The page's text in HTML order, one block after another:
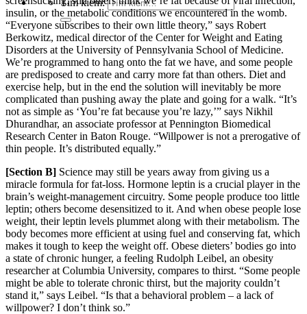
Tìm kiếm:
insulin, or the metabolic conditions we encountered in the womb.
“Everyone subscribes to their own little theory,” says Robert
Berkowitz, medical director of the Center for Weight and Eating
Disorders at the University of Pennsylvania School of Medicine.
We’re programmed to hang onto the fat we have, and some people
are predisposed to create and carry more fat than others. Diet and
exercise help, but in the end the solution will inevitably be more
complicated than pushing away the plate and going for a walk. “It’s
not as simple as ‘You’re fat because you’re lazy,’” says Nikhil
Dhurandhar, an associate professor at Pennington Biomedical
Research Center in Baton Rouge. “Willpower is not a prerogative of
thin people. It’s distributed equally.”
[Section B] Science may still be years away from giving us a
miracle formula for fat-loss. Hormone leptin is a crucial player in the
brain’s weight-management circuitry. Some people produce too little
leptin; others become desensitized to it. And when obese people lose
weight, their leptin levels plummet along with their metabolism. The
body becomes more efficient at using fuel and conserving fat, which
makes it tough to keep the weight off. Obese dieters’ bodies go into
a state of chronic hunger, a feeling Rudolph Leibel, an obesity
researcher at Columbia University, compares to thirst. “Some people
might be able to tolerate chronic thirst, but the majority couldn’t
stand it,” says Leibel. “Is that a behavioral problem – a lack of
willpower? I don’t think so.”